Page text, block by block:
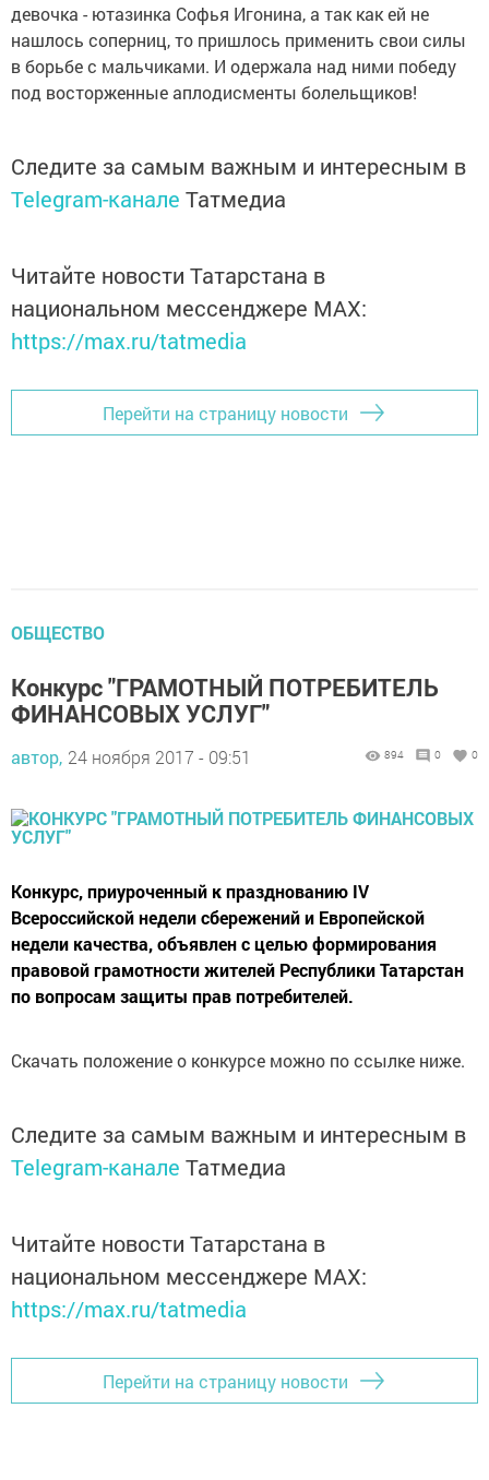
девочка - ютазинка Софья Игонина, а так как ей не
нашлось соперниц, то пришлось применить свои силы
в борьбе с мальчиками. И одержала над ними победу
под восторженные аплодисменты болельщиков!
Следите за самым важным и интересным в
Telegram-канале Татмедиа
Читайте новости Татарстана в
национальном мессенджере MАХ:
https://max.ru/tatmedia
Перейти на страницу новости
ОБЩЕСТВО
Конкурс "ГРАМОТНЫЙ ПОТРЕБИТЕЛЬ
ФИНАНСОВЫХ УСЛУГ"
автор, 24 ноября 2017 - 09:51 894 0 0
Конкурс, приуроченный к празднованию IV
Всероссийской недели сбережений и Европейской
недели качества, объявлен с целью формирования
правовой грамотности жителей Республики Татарстан
по вопросам защиты прав потребителей.
Скачать положение о конкурсе можно по ссылке ниже.
Следите за самым важным и интересным в
Telegram-канале Татмедиа
Читайте новости Татарстана в
национальном мессенджере MАХ:
https://max.ru/tatmedia
Перейти на страницу новости